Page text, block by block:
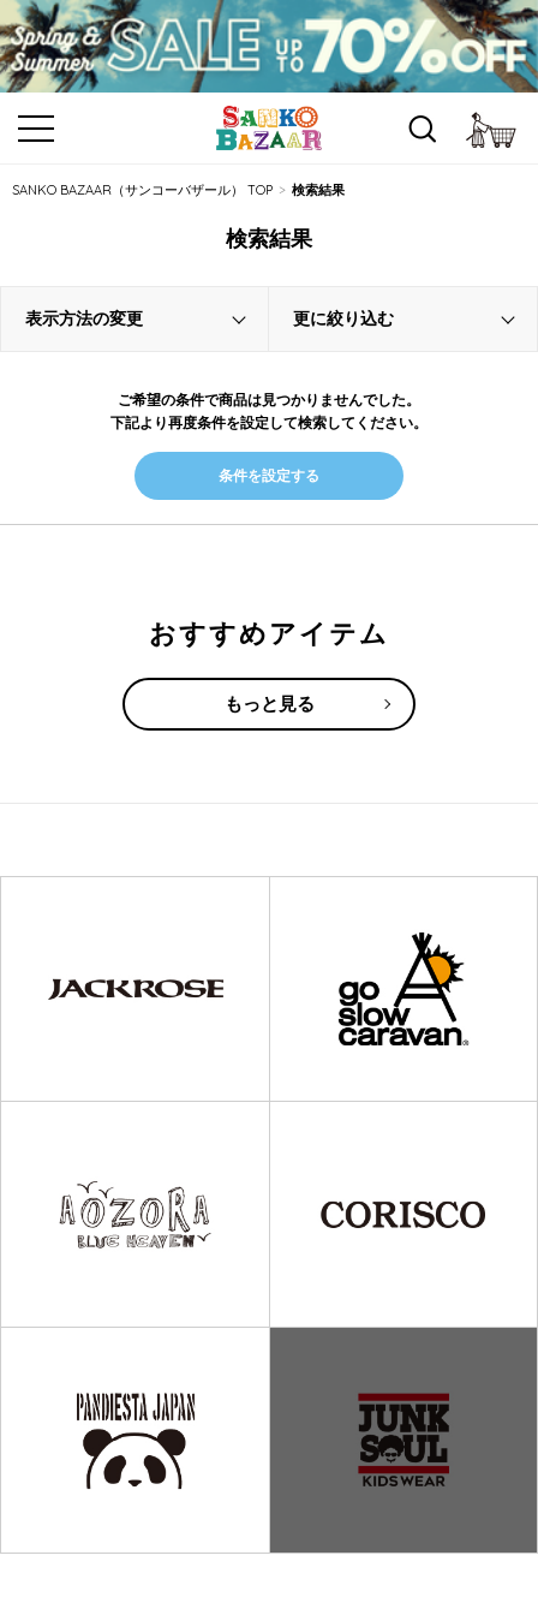
SANKO BAZAAR（サンコーバザール） TOP 検索結果
検索結果
表示方法の変更 更に絞り込む
ご希望の条件で商品は見つかりませんでした。
下記より再度条件を設定して検索してください。
条件を設定する
おすすめアイテム
もっと見る